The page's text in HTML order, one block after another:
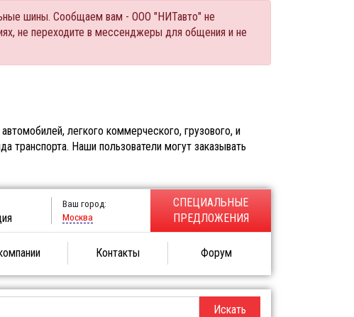
шины. Сообщаем вам - ООО "НИТавто" не
не переходите в мессенджеры для общения и не
легкого коммерческого, грузового, и
транспорта. Наши пользователи могут заказывать
Ваш город:
Москва
СПЕЦИАЛЬНЫЕ
ПРЕДЛОЖЕНИЯ
Контакты Форум
Искать